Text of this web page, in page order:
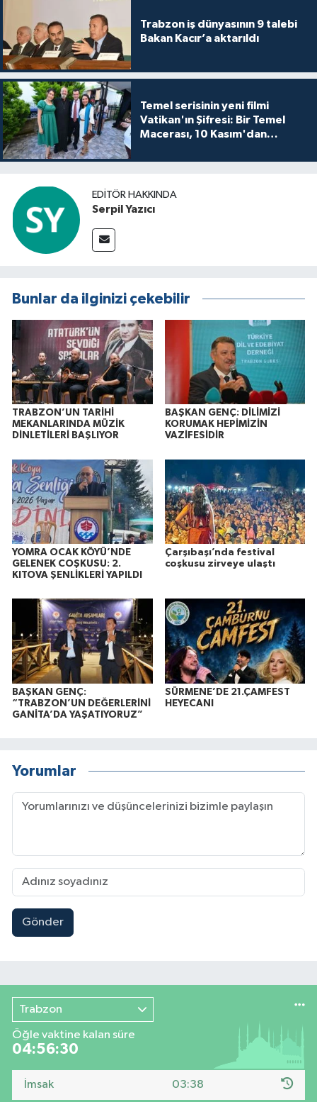
Trabzon iş dünyasının 9 talebi
Bakan Kacır’a aktarıldı
Temel serisinin yeni filmi
Vatikan'ın Şifresi: Bir Temel
Macerası, 10 Kasım'dan
buluşuyo
EDITÖR HAKKINDA
Serpil Yazıcı
Bunlar da ilginizi çekebilir
TRABZON’UN TARİHİ
MEKANLARINDA MÜZİK
DİNLETİLERİ BAŞLIYOR
BAŞKAN GENÇ: DİLİMİZİ
KORUMAK HEPİMİZİN
VAZİFESİDİR
YOMRA OCAK KÖYÜ’NDE
GELENEK COŞKUSU: 2.
KITOVA ŞENLİKLERİ YAPILDI
Çarşıbaşı’nda festival
coşkusu zirveye ulaştı
BAŞKAN GENÇ:
“TRABZON’UN DEĞERLERİNİ
GANİTA’DA YAŞATIYORUZ”
SÜRMENE’DE 21.ÇAMFEST
HEYECANI
Yorumlar
Gönder
Trabzon
Öğle vaktine kalan süre
04:56:30
İmsak 03:38